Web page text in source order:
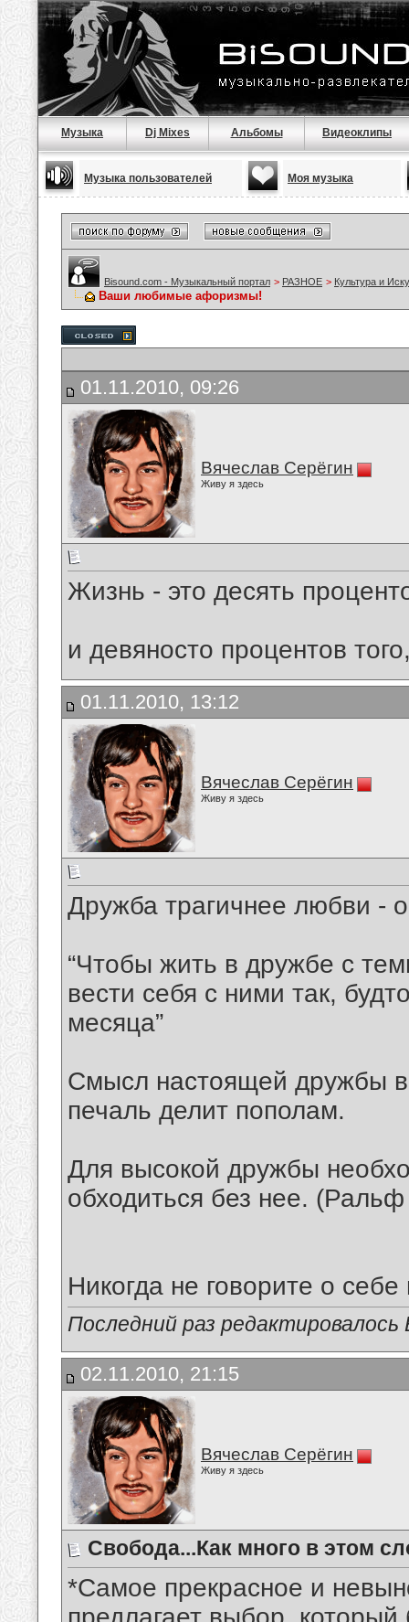
Музыка Dj Mixes Альбомы Видеоклипы
Музыка пользователей Моя музыка
Bisound.com - Музыкальный портал > РАЗНОЕ > Культура и
Ваши любимые афоризмы!
01.11.2010, 09:26
Вячеслав Серёгин
Живу я здесь
Жизнь - это десять
и девяносто процентов
01.11.2010, 13:12
Вячеслав Серёгин
Живу я здесь
Дружба трагичнее любви -
“Чтобы жить в дружбе с
вести себя с ними так,
месяца”
Смысл настоящей дружбы в
печаль делит пополам.
Для высокой дружбы
обходиться без нее.
Никогда не говорите о
Последний раз
02.11.2010, 21:15
Вячеслав Серёгин
Живу я здесь
Свобода...Как много в этом
*Самое прекрасное и